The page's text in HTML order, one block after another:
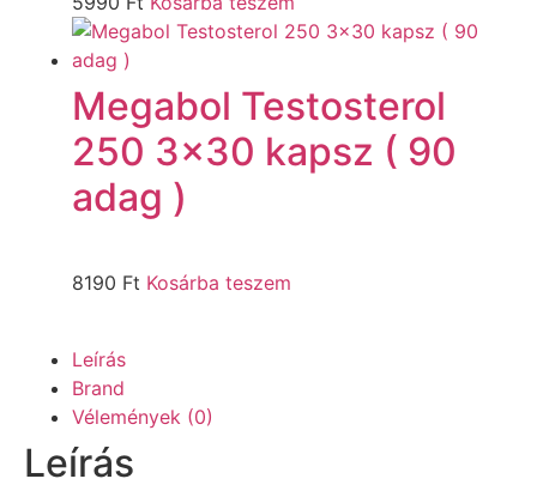
Megabol Testosterol
250 3×30 kapsz ( 90
adag )
8190 Ft Kosárba teszem
Leírás
Brand
Vélemények (0)
Leírás